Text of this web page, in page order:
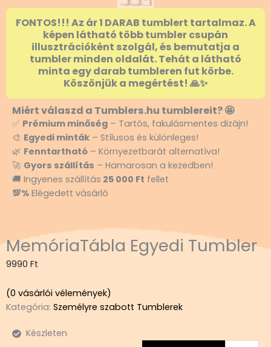
FONTOS!!! Az ár 1 DARAB tumblert tartalmaz. A
képen látható több tumbler csupán
illusztrációként szolgál, és bemutatja a
tumbler minden oldalát. Tehát a látható
minta egy darab tumbleren fut körbe.
Köszönjük a megértést! 🙏✨
Miért válaszd a Tumblers.hu tumblereit? 🤩
✅ Prémium minőség – Tartós, fakulásmentes dizájn!
🎨 Egyedi minták – Stílusos és különleges!
🌿 Fenntartható – Környezetbarát alternatíva!
🚀 Gyors szállítás – Hamarosan a kezedben!
🚚 Ingyenes szállítás 25 000 Ft fellet
💯% Elégedett vásárló
MemóriaTábla Egyedi Tumbler
9990 Ft
(0 vásárlói vélemények)
Kategória: Személyre szabott Tumblerek
Készleten